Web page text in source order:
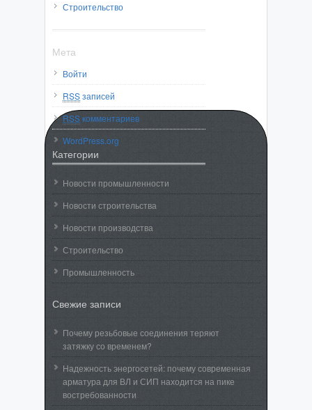
Строительство
Мета
Войти
RSSзаписей
RSSкомментариев
WordPress.org
Категории
Новости промышленности
Новости строительства
Новости производства
Строительство
Промышленность
Свежие записи
Почему резьбовые соединения теряют
затяжку со временем?
Надежность энергосетей: почему современная
арматура для ВЛ и СИП находится на пике
востребованности